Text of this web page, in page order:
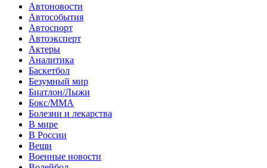
Автоновости
Автособытия
Автоспорт
Автоэксперт
Актеры
Аналитика
Баскетбол
Безумный мир
Биатлон/Лыжи
Бокс/MMA
Болезни и лекарства
В мире
В России
Вещи
Военные новости